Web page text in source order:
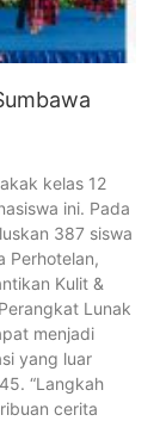
kelas 12
ini. Pada
387 siswa
Perhotelan,
Kulit &
Lunak
menjadi
yang luar
“Langkah
cerita